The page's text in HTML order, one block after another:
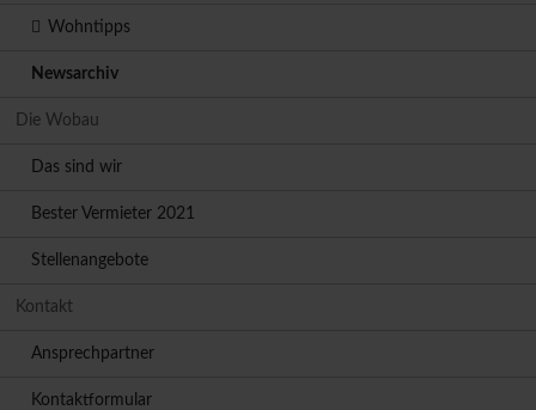
Wohntipps
Newsarchiv
Die Wobau
Das sind wir
Bester Vermieter 2021
Stellenangebote
Kontakt
Ansprechpartner
Kontaktformular